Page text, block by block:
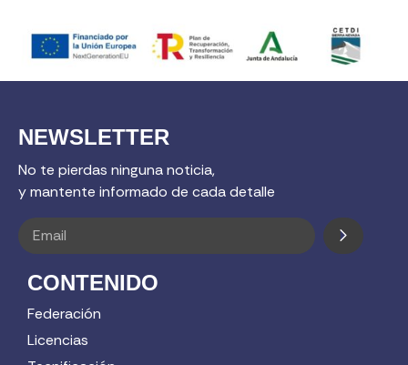
NEWSLETTER
No te pierdas ninguna noticia,
y mantente informado de cada detalle
CONTENIDO
Federación
Licencias